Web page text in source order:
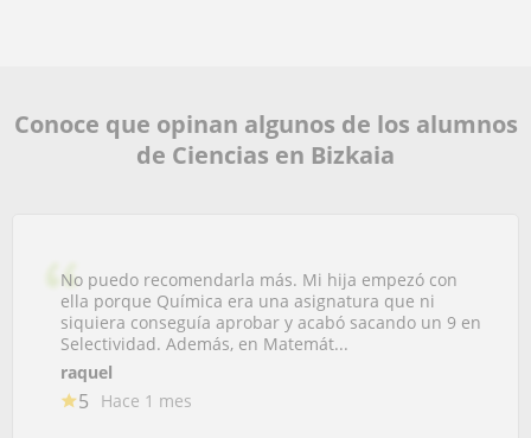
Conoce que opinan algunos de los alumnos
de Ciencias en Bizkaia
No puedo recomendarla más. Mi hija empezó con
ella porque Química era una asignatura que ni
siquiera conseguía aprobar y acabó sacando un 9 en
Selectividad. Además, en Matemát...
raquel
5 Hace 1 mes